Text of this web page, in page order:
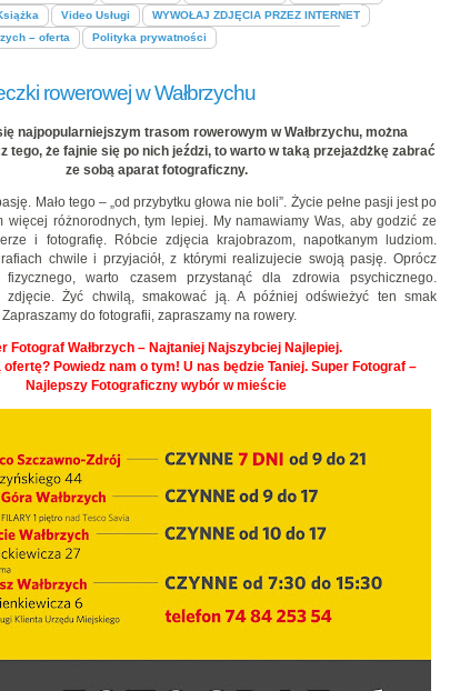
Video Usługi
WYWOŁAJ ZDJĘCIA PRZEZ INTERNET
– oferta
Polityka prywatności
rowerowej w Wałbrzychu
najpopularniejszym trasom rowerowym w Wałbrzychu, można
tego, że fajnie się po nich jeździ, to warto w taką przejażdżkę zabrać
ze sobą aparat fotograficzny.
Mało tego – „od przybytku głowa nie boli”. Życie pełne pasji jest po
więcej różnorodnych, tym lepiej. My namawiamy Was, aby godzić ze
i fotografię. Róbcie zdjęcia krajobrazom, napotkanym ludziom.
chwile i przyjaciół, z którymi realizujecie swoją pasję. Oprócz
warto czasem przystanąć dla zdrowia psychicznego.
zdjęcie. Żyć chwilą, smakować ją. A później odświeżyć ten smak
do fotografii, zapraszamy na rowery.
Fotograf Wałbrzych – Najtaniej Najszybciej Najlepiej.
ofertę? Powiedz nam o tym! U nas będzie Taniej. Super Fotograf –
Najlepszy Fotograficzny wybór w mieście